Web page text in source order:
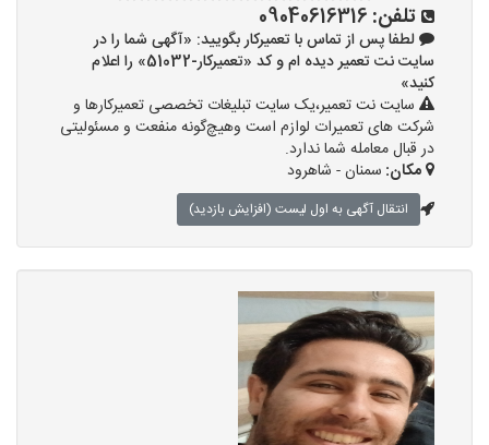
تلفن: 09040616316
لطفا پس از تماس با تعمیرکار بگویید: «آگهی شما را در
سایت نت تعمیر دیده ام و کد «تعمیرکار-51032» را اعلام
کنید»
سایت نت تعمیر،یک سایت تبلیغات تخصصی تعمیرکارها و
شرکت های تعمیرات لوازم است وهیچ‌گونه منفعت و مسئولیتی
در قبال معامله شما ندارد.
مکان: سمنان - شاهرود
انتقال آگهی به اول لیست (افزایش بازدید)